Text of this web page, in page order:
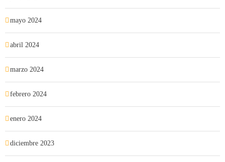
mayo 2024
abril 2024
marzo 2024
febrero 2024
enero 2024
diciembre 2023